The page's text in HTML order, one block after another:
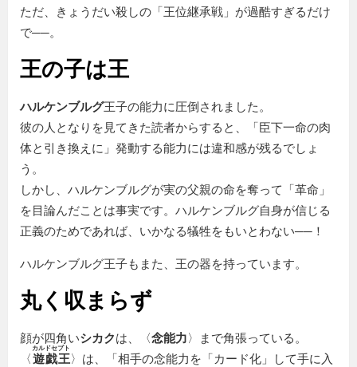
ただ、きょうだい殺しの「王位継承戦」が過酷すぎるだけ
で──。
王の子は王
ハルケンブルグ王子の能力に圧倒されました。
彼の人となりを見てきた読者からすると、
臣下一命の肉
体と引き換えに
発動する能力には違和感が残るでしょ
う。
しかし、ハルケンブルグが実の父親の命を奪って
革命
を目論んだことは事実です。ハルケンブルグ自身が信じる
正義のためであれば、いかなる犠牲をもいとわない──！
ハルケンブルグ王子もまた、王の器を持っています。
丸く収まらず
顔が四角いシカクは、〈念能力〉まで角張っている。
〈遊戯王
カルドセプト
〉は、「相手の念能力を カード化
して手に入